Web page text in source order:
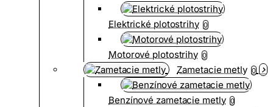
Elektrické plotostrihy 0
Motorové plotostrihy 0
Zametacie metly 0
Benzínové zametacie metly 0